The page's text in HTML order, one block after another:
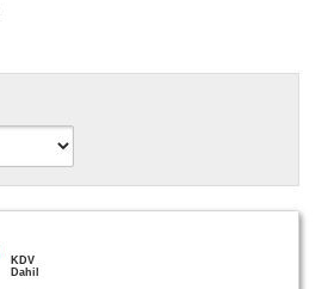
KDV
Dahil